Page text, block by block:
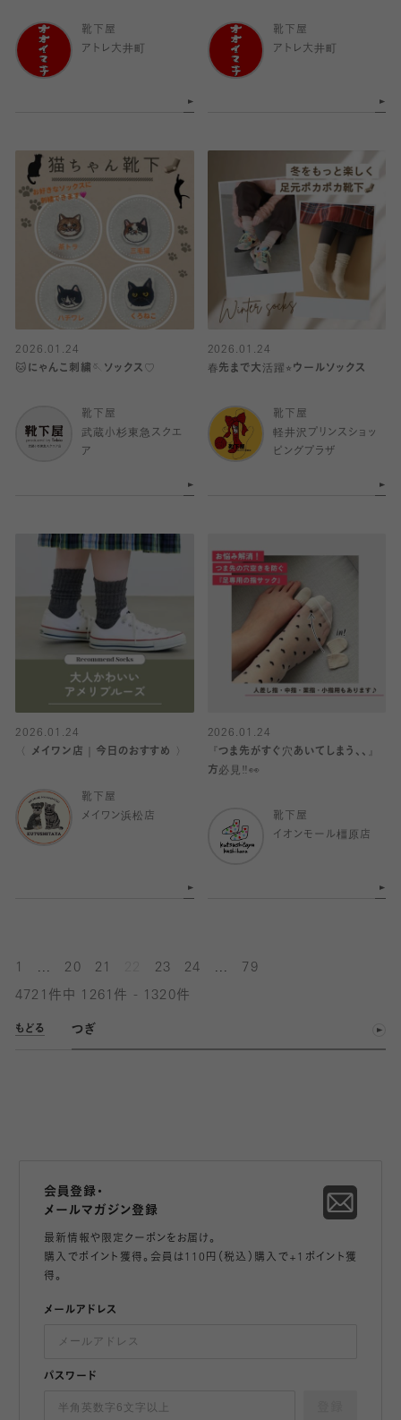
靴下屋
アトレ大井町
靴下屋
アトレ大井町
2026.01.24
🐱にゃんこ刺繍🪡ソックス♡
靴下屋
武蔵小杉東急スクエ
ア
2026.01.24
春先まで大活躍⭐︎ウールソックス
靴下屋
軽井沢プリンスショッ
ピングプラザ
2026.01.24
〈 メイワン店｜今日のおすすめ 〉
靴下屋
メイワン浜松店
2026.01.24
『つま先がすぐ穴あいてしまう、、』
方必見‼️👀
靴下屋
イオンモール橿原店
20 21 23 24 79
4721件中 1261件 - 1320件
もどる つぎ
会員登録・
メールマガジン登録
最新情報や限定クーポンをお届け。
購入でポイント獲得。会員は110円（税込）購入で+1ポイント獲
得。
メールアドレス
パスワード